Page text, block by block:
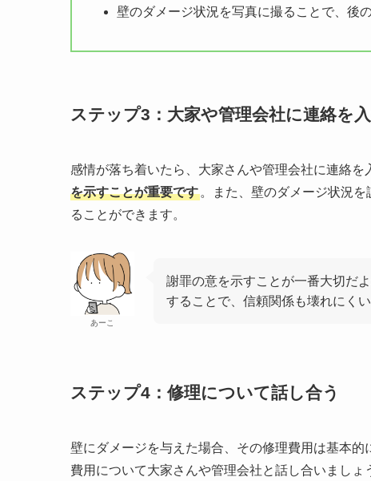
壁のダメージ状況を写真に撮ることで、後
ステップ3：大家や管理会社に連絡を
感情が落ち着いたら、大家さんや管理会社に連絡を
を示すことが重要です 。また、壁のダメージ状況
ることができます。
あーこ
謝罪の意を示すことが一番大切だ
することで、信頼関係も壊れにくい
ステップ4：修理について話し合う
壁にダメージを与えた場合、その修理費用は基本的
費用について大家さんや管理会社と話し合いましょ